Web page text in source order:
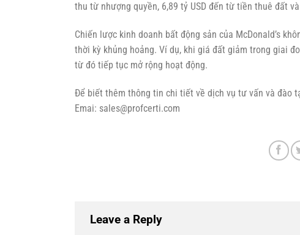
thu từ nhượng quyền, 6,89 tỷ USD đến từ tiền thuê đất
Chiến lược kinh doanh bất động sản của McDonald’s
thời kỳ khủng hoảng. Ví dụ, khi giá đất giảm trong giai
từ đó tiếp tục mở rộng hoạt động.
Để biết thêm thông tin chi tiết về dịch vụ tư vấn và đào
Emai: sales@profcerti.com
Leave a Reply